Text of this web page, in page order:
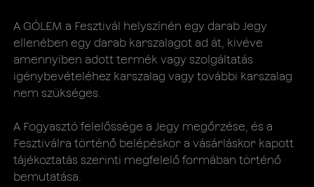
A GÓLEM a Fesztivál helyszínén egy darab Jegy
ellenében egy darab karszalagot ad át, kivéve
amennyiben adott termék vagy szolgáltatás
igénybevételéhez karszalag vagy további karszalag
nem szükséges.
A Fogyasztó felelőssége a Jegy megőrzése, és a
Fesztiválra történő belépéskor a vásárláskor kapott
tájékoztatás szerinti megfelelő formában történő
bemutatása.